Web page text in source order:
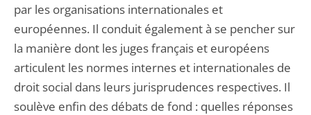
par les organisations internationales et
européennes. Il conduit également à se pencher sur
la manière dont les juges français et européens
articulent les normes internes et internationales de
droit social dans leurs jurisprudences respectives. Il
soulève enfin des débats de fond : quelles réponses